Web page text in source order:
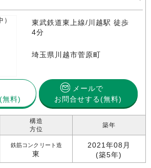
東武鉄道東上線/川越駅 徒歩
4分
埼玉県川越市菅原町
メールで
お問合せする(無料)
構造
方位
鉄筋コンクリート造
東
築年
2021年08月
(築5年)